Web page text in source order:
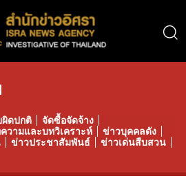
ผิดปกติ
จัดซื้อจัดจ้าง
วามและบทวิเคราะห์
ข่าวบุคคลดัง
ข่าวประชาสัมพันธ์
ข่าวเด่นสืบสวน